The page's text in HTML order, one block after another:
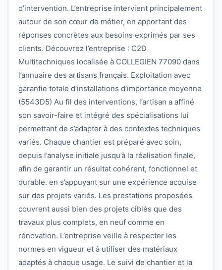
d’intervention. L’entreprise intervient principalement
autour de son cœur de métier, en apportant des
réponses concrètes aux besoins exprimés par ses
clients. Découvrez l’entreprise : C2D
Multitechniques localisée à COLLEGIEN 77090 dans
l’annuaire des artisans français. Exploitation avec
garantie totale d’installations d’importance moyenne
(5543D5) Au fil des interventions, l’artisan a affiné
son savoir-faire et intégré des spécialisations lui
permettant de s’adapter à des contextes techniques
variés. Chaque chantier est préparé avec soin,
depuis l’analyse initiale jusqu’à la réalisation finale,
afin de garantir un résultat cohérent, fonctionnel et
durable. en s’appuyant sur une expérience acquise
sur des projets variés. Les prestations proposées
couvrent aussi bien des projets ciblés que des
travaux plus complets, en neuf comme en
rénovation. L’entreprise veille à respecter les
normes en vigueur et à utiliser des matériaux
adaptés à chaque usage. Le suivi de chantier et la